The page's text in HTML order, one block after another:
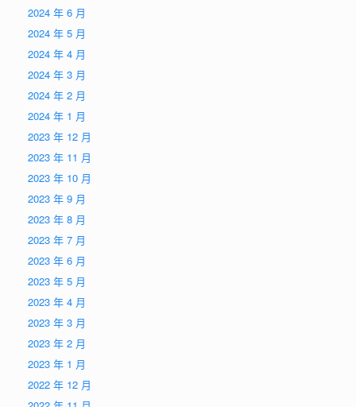
2024 年 6 月
2024 年 5 月
2024 年 4 月
2024 年 3 月
2024 年 2 月
2024 年 1 月
2023 年 12 月
2023 年 11 月
2023 年 10 月
2023 年 9 月
2023 年 8 月
2023 年 7 月
2023 年 6 月
2023 年 5 月
2023 年 4 月
2023 年 3 月
2023 年 2 月
2023 年 1 月
2022 年 12 月